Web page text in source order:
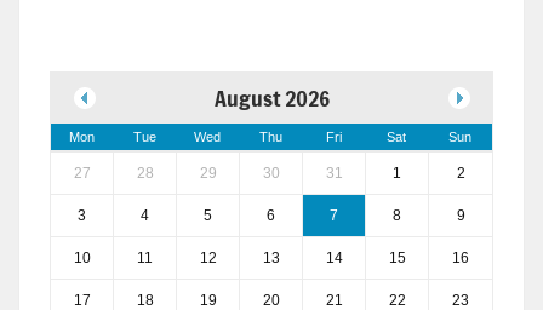
August 2026
Mon Tue Wed Thu Fri Sat Sun
27 28 29 30 31 1 2
3 4 5 6 7 8 9
10 11 12 13 14 15 16
17 18 19 20 21 22 23